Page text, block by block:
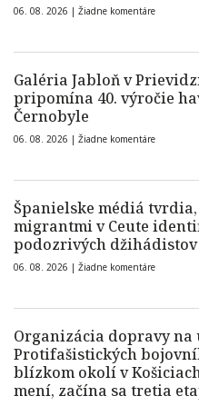
06. 08. 2026 | Žiadne komentáre
Galéria Jabloň v
pripomína 40. výročie
Černobyle
06. 08. 2026 | Žiadne komentáre
Španielske médiá
migrantmi v Ceute
podozrivých džihádistov
06. 08. 2026 | Žiadne komentáre
Organizácia dopravy
Protifašistických
blízkom okolí v
mení, začína sa tretia